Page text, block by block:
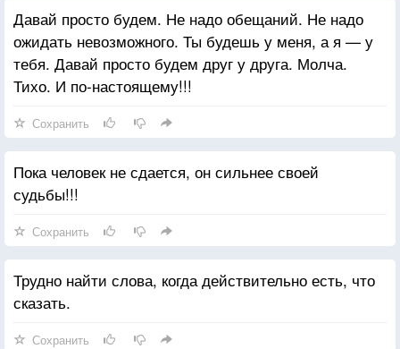
Давай просто будем. Не надо обещаний. Не надо
ожидать невозможного. Ты будешь у меня, а я — у
тебя. Давай просто будем друг у друга. Молча.
Тихо. И по-настоящему!!!
Сохранить
Пока человек не сдается, он сильнее своей
судьбы!!!
Сохранить
Трудно найти слова, когда действительно есть, что
сказать.
Сохранить